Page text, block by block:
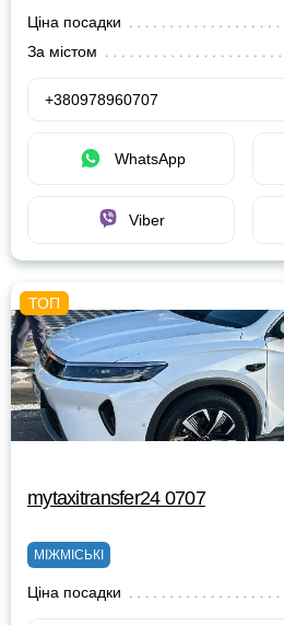
Ціна посадки
За містом
+380978960707
WhatsApp
Viber
mytaxitransfer24 0707
МІЖМІСЬКІ
Ціна посадки